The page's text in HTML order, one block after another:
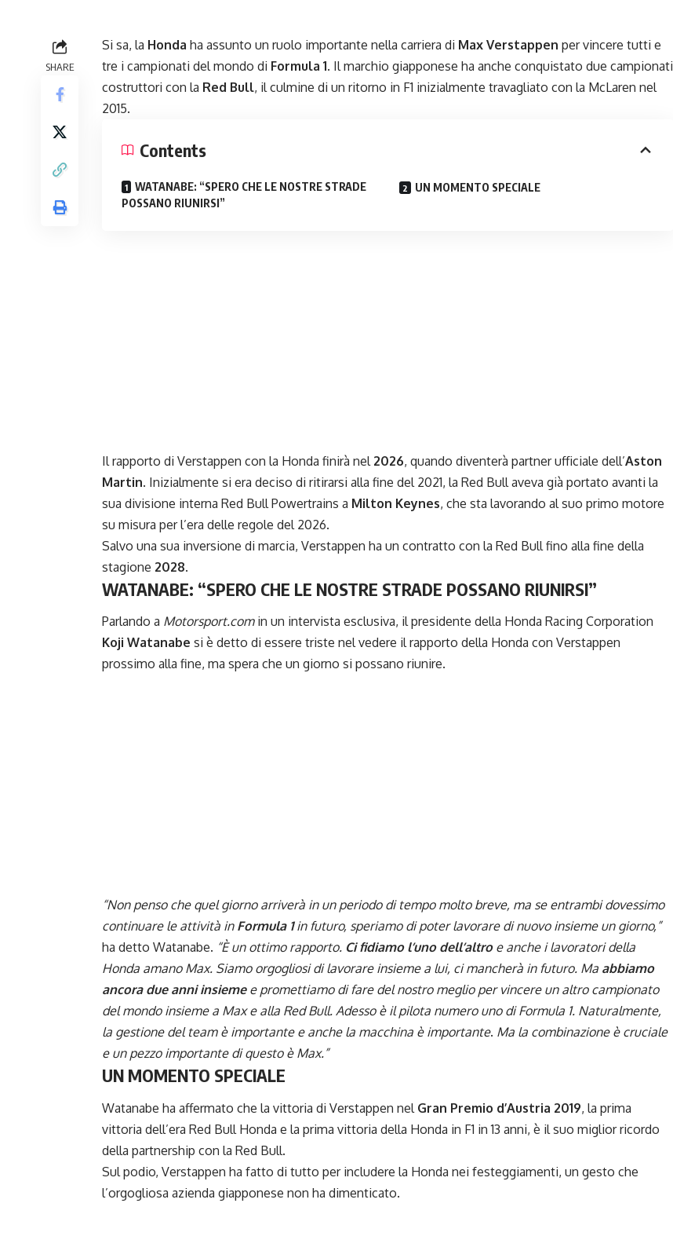
SHARE
Si sa, la Honda ha assunto un ruolo importante nella carriera di Max Verstappen per vincere tutti e
tre i campionati del mondo di Formula 1. Il marchio giapponese ha anche conquistato due campionati
costruttori con la Red Bull, il culmine di un ritorno in F1 inizialmente travagliato con la McLaren nel
2015.
Contents
WATANABE: “SPERO CHE LE NOSTRE STRADE
POSSANO RIUNIRSI”
UN MOMENTO SPECIALE
Il rapporto di Verstappen con la Honda finirà nel 2026, quando diventerà partner ufficiale dell’Aston
Martin. Inizialmente si era deciso di ritirarsi alla fine del 2021, la Red Bull aveva già portato avanti la
sua divisione interna Red Bull Powertrains a Milton Keynes, che sta lavorando al suo primo motore
su misura per l’era delle regole del 2026.
Salvo una sua inversione di marcia, Verstappen ha un contratto con la Red Bull fino alla fine della
stagione 2028.
WATANABE: “SPERO CHE LE NOSTRE STRADE POSSANO RIUNIRSI”
Parlando a Motorsport.comin un intervista esclusiva, il presidente della Honda Racing Corporation
Koji Watanabe si è detto di essere triste nel vedere il rapporto della Honda con Verstappen
prossimo alla fine, ma spera che un giorno si possano riunire.
“Non penso che quel giorno arriverà in un periodo di tempo molto breve, ma se entrambi dovessimo
continuare le attività in Formula 1in futuro, speriamo di poter lavorare di nuovo insieme un giorno,”
ha detto Watanabe. “È un ottimo rapporto. Ci fidiamo l’uno dell’altroe anche i lavoratori della
Honda amano Max. Siamo orgogliosi di lavorare insieme a lui, ci mancherà in futuro. Ma abbiamo
ancora due anni insiemee promettiamo di fare del nostro meglio per vincere un altro campionato
del mondo insieme a Max e alla Red Bull. Adesso è il pilota numero uno di Formula 1. Naturalmente,
la gestione del team è importante e anche la macchina è importante. Ma la combinazione è cruciale
e un pezzo importante di questo è Max.”
UN MOMENTO SPECIALE
Watanabe ha affermato che la vittoria di Verstappen nel Gran Premio d’Austria 2019, la prima
vittoria dell’era Red Bull Honda e la prima vittoria della Honda in F1 in 13 anni, è il suo miglior ricordo
della partnership con la Red Bull.
Sul podio, Verstappen ha fatto di tutto per includere la Honda nei festeggiamenti, un gesto che
l’orgogliosa azienda giapponese non ha dimenticato.